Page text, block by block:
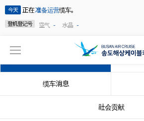
今天 正在准备运营缆车。
登机登记号
空气 - 水晶 -
缆车消息
社会贡献